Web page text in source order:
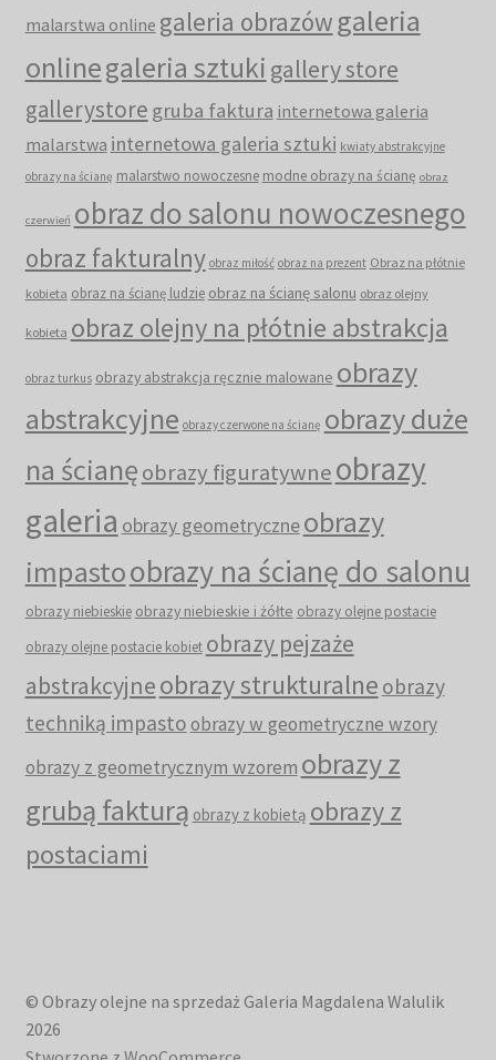
malarstwa online galeria obrazów galeria
onlinegaleria sztuki gallery store
gallerystore gruba faktura internetowa galeria
malarstwa internetowa galeria sztuki kwiaty abstrakcyjne
obrazy na ścianę malarstwo nowoczesne modne obrazy na ścianę obraz
czerwień obraz do salonu nowoczesnego
obraz fakturalny obraz miłość obraz na prezent Obraz na płótnie
kobieta obraz na ścianę ludzie obraz na ścianę salonu obraz olejny
kobieta obraz olejny na płótnie abstrakcja
obraz turkus obrazy abstrakcja ręcznie malowane obrazy
abstrakcyjne obrazy czerwone na ścianę obrazy duże
na ścianęobrazy figuratywneobrazy
galeria obrazy geometryczneobrazy
impastoobrazy na ścianę do salonu
obrazy niebieskie obrazy niebieskie i żółte obrazy olejne postacie
obrazy olejne postacie kobiet obrazy pejzaże
abstrakcyjneobrazy strukturalne obrazy
techniką impastoobrazy w geometryczne wzory
obrazy z geometrycznym wzorem obrazy z
grubą fakturą obrazy z kobietą obrazy z
postaciami
© Obrazy olejne na sprzedaż Galeria Magdalena Walulik
2026